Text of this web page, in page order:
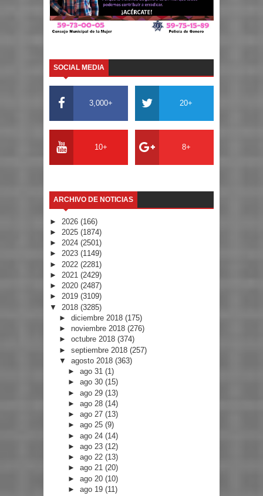
SOCIAL MEDIA
3,000+ 20+
10+ 8+
ARCHIVO DE NOTICIAS
► 2026 (166)
► 2025 (1874)
► 2024 (2501)
► 2023 (1149)
► 2022 (2281)
► 2021 (2429)
► 2020 (2487)
► 2019 (3109)
▼ 2018 (3285)
► diciembre 2018 (175)
► noviembre 2018 (276)
► octubre 2018 (374)
► septiembre 2018 (257)
▼ agosto 2018 (363)
►ago 31(1)
►ago 30(15)
►ago 29(13)
►ago 28(14)
►ago 27(13)
►ago 25(9)
►ago 24(14)
►ago 23(12)
►ago 22(13)
►ago 21(20)
►ago 20(10)
►ago 19(11)